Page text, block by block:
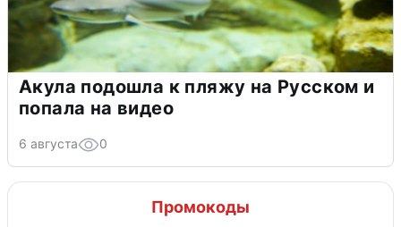
Акула подошла к пляжу на Русском и
попала на видео
6 августа 0
Промокоды